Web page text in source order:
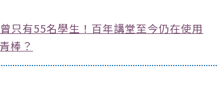
只有55名學生！百年講堂至今仍在使用
棒？